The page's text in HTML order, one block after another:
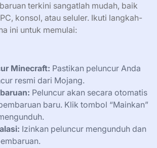
terkini sangatlah mudah, baik
konsol, atau seluler. Ikuti langkah-
ini untuk memulai:
Minecraft: Pastikan peluncur Anda
resmi dari Mojang.
Peluncur akan secara otomatis
baru. Klik tombol “Mainkan”
Izinkan peluncur mengunduh dan